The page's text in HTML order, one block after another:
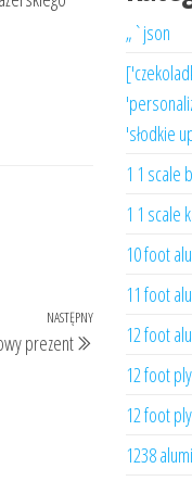
Następny
NASTĘPNY
prezent
„`json
'słodkie
1 1 scale
1 1 scale
10 foot
11 foot
12 foot
12 foot
12 foot
1238